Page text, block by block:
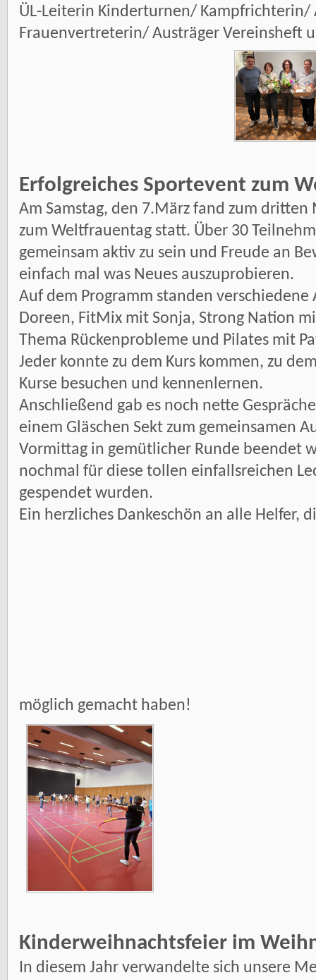
ÜL-Leiterin Kinderturnen/
Frauenvertreterin/ Austräger Vereinsheft
Erfolgreiches Sportevent zum
Am Samstag, den 7.März fand zum
zum Weltfrauentag statt. Über 30
gemeinsam aktiv zu sein und Freude an
einfach mal was Neues auszuprobieren.
Auf dem Programm standen
Doreen, FitMix mit Sonja, Strong Nation
Thema Rückenprobleme und Pilates mit
Jeder konnte zu dem Kurs kommen, zu
Kurse besuchen und kennenlernen.
Anschließend gab es noch nette
einem Gläschen Sekt zum gemeinsamen
Vormittag in gemütlicher Runde beendet
nochmal für diese tollen einfallsreichen
gespendet wurden.
Ein herzliches Dankeschön an alle Helfer,
möglich gemacht haben!
Kinderweihnachtsfeier im
In diesem Jahr verwandelte sich unsere